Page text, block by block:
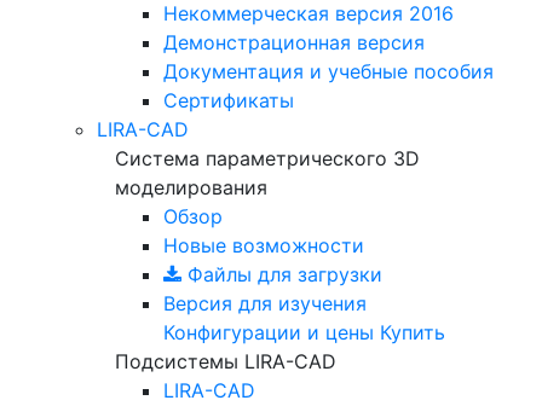
Некоммерческая версия 2016
Демонстрационная версия
Документация и учебные пособия
Сертификаты
LIRA-CAD
Система параметрического 3D
моделирования
Обзор
Новые возможности
Файлы для загрузки
Версия для изучения
Конфигурации и цены Купить
Подсистемы LIRA-CAD
LIRA-CAD